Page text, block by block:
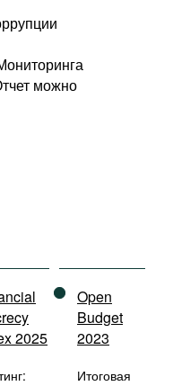
можно
2025
Open
Budget
2023
Итоговая